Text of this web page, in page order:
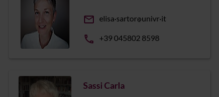
email elisa sartor univr it
phone +39 045802 8598
Sassi Carla